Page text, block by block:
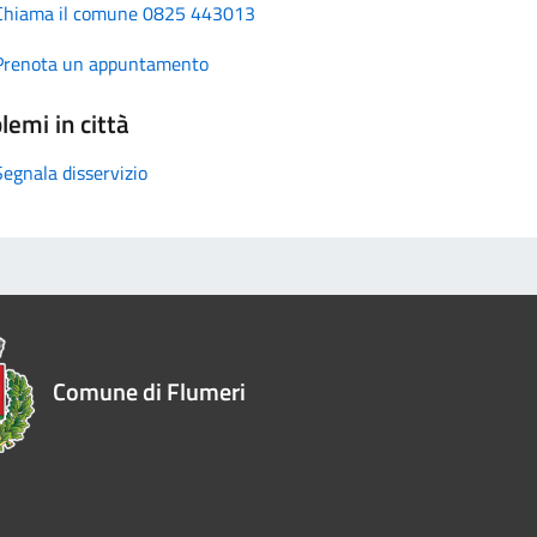
il comune 0825 443013
un appuntamento
in città
disservizio
Comune di Flumeri